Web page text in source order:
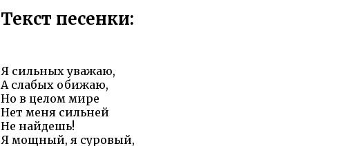
Текст песенки:
Я сильных уважаю,
А слабых обижаю,
Но в целом мире
Нет меня сильней
Не найдешь!
Я мощный, я суровый,